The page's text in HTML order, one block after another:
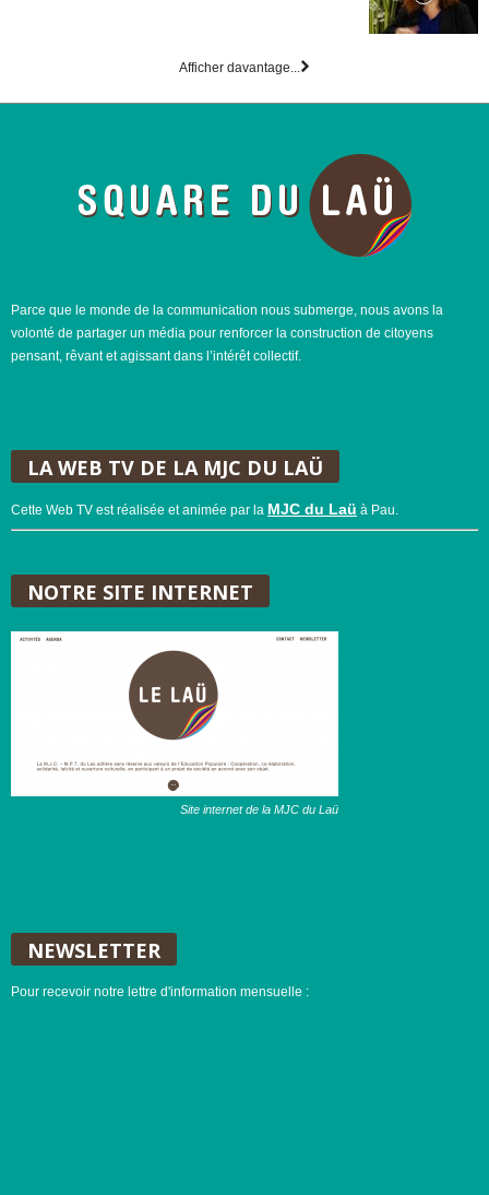
Afficher davantage...
Parce que le monde de la communication nous submerge, nous avons la
volonté de partager un média pour renforcer la construction de citoyens
pensant, rêvant et agissant dans l’intérêt collectif.
LA WEB TV DE LA MJC DU LAÜ
Cette Web TV est réalisée et animée par la MJC du Laü à Pau.
NOTRE SITE INTERNET
Site internet de la MJC du Laü
NEWSLETTER
Pour recevoir notre lettre d'information mensuelle :